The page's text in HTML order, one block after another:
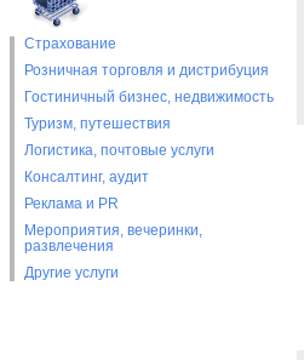
Страхование
Розничная торговля и дистрибуция
Гостиничный бизнес, недвижимость
Туризм, путешествия
Логистика, почтовые услуги
Консалтинг, аудит
Реклама и PR
Мероприятия, вечеринки,
развлечения
Другие услуги